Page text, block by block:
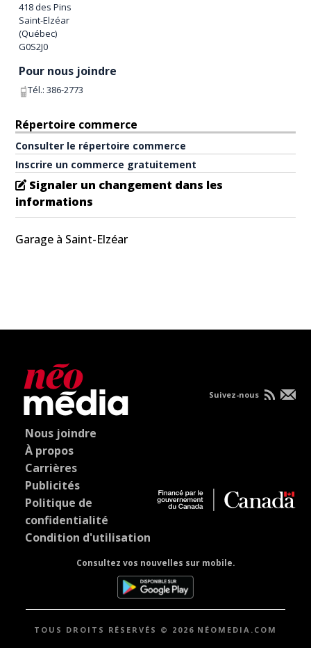
418 des Pins
Saint-Elzéar
(Québec)
G0S2J0
Pour nous joindre
Tél.:386-2773
Répertoire commerce
Consulter le répertoire commerce
Inscrire un commerce gratuitement
Signaler un changement dans les
informations
Garage à Saint-Elzéar
Nous joindre
À propos
Carrières
Publicités
Politique de
confidentialité
Condition d'utilisation
Consultez vos nouvelles sur mobile.
Suivez-nous
TOUS DROITS RÉSERVÉS © 2026 NÉOMEDIA.COM